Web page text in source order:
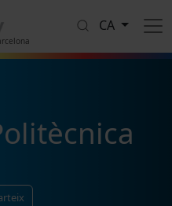
CA